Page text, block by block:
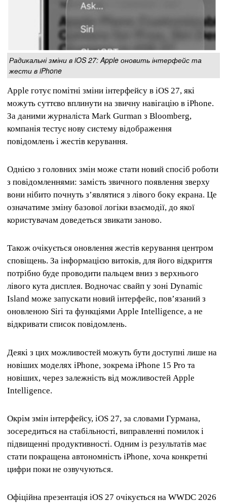
Радикальні зміни в iOS 27: Apple оновить інтерфейс та
жести в iPhone
Apple готує помітні зміни інтерфейсу в iOS 27, які
можуть суттєво вплинути на звичну навігацію в iPhone.
За даними журналіста Mark Gurman з Bloomberg,
компанія тестує нову систему відображення
повідомлень і жестів керування.
Однією з головних змін може стати новий спосіб роботи
з повідомленнями: замість звичного появлення зверху
вони нібито почнуть з’являтися з лівого боку екрана. Це
означатиме зміну базової логіки взаємодії, до якої
користувачам доведеться звикати заново.
Також очікується оновлення жестів керування центром
сповіщень. За інформацією витоків, для його відкриття
потрібно буде проводити пальцем вниз з верхнього
лівого кута дисплея. Водночас свайп у зоні Dynamic
Island може запускати новий інтерфейс, пов’язаний з
оновленою Siri та функціями Apple Intelligence, а не
відкривати список повідомлень.
Деякі з цих можливостей можуть бути доступні лише на
новіших моделях iPhone, зокрема iPhone 15 Pro та
новіших, через залежність від можливостей Apple
Intelligence.
Окрім змін інтерфейсу, iOS 27, за словами Гурмана,
зосередиться на стабільності, виправленні помилок і
підвищенні продуктивності. Одним із результатів має
стати покращена автономність iPhone, хоча конкретні
цифри поки не озвучуються.
Офіційна презентація iOS 27 очікується на WWDC 2026